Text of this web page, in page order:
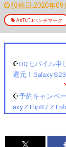
投稿日:2020年09
AnTuTuベンチマーク
☪️UQモバイル申
還元！Galaxy
☪️予約キャンペ
axy Z Flip8 / Z